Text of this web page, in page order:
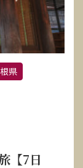
県
【7日